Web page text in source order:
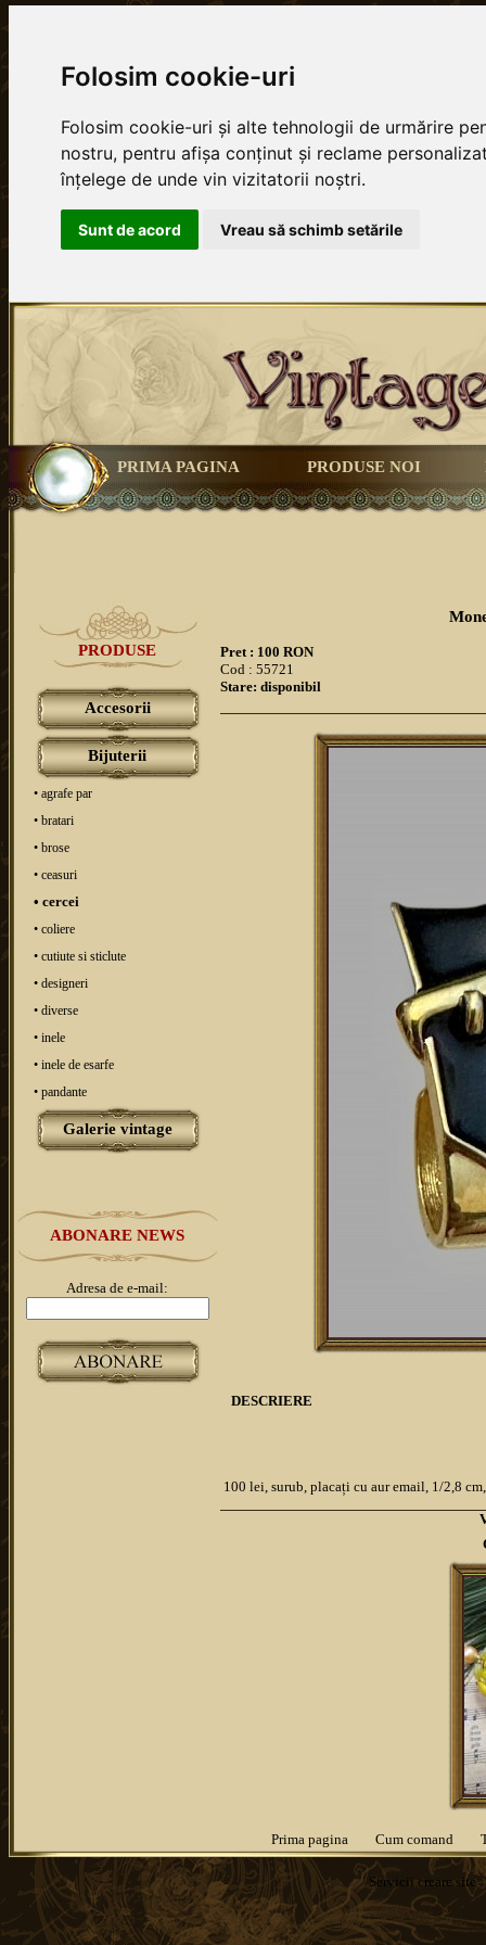
Folosim cookie-uri
Folosim cookie-uri și alte tehnologii de urmărire
nostru, pentru afișa conținut și reclame
înțelege de unde vin vizitatorii noștri.
Sunt de acord Vreau să schimb setările
PRIMA PAGINA PRODUSE NOI
PRODUSE
Accesorii
Bijuterii
• agrafe par
• bratari
• brose
• ceasuri
• cercei
• coliere
• cutiute si sticlute
• designeri
• diverse
• inele
• inele de esarfe
• pandante
Galerie vintage
ABONARE NEWS
Adresa de e-mail:
Pret : 100 RON
Cod : 55721
Stare: disponibil
DESCRIERE
100 lei, surub, placați cu aur email, 1/2,8
Prima pagina Cum comand
Servicii creare site